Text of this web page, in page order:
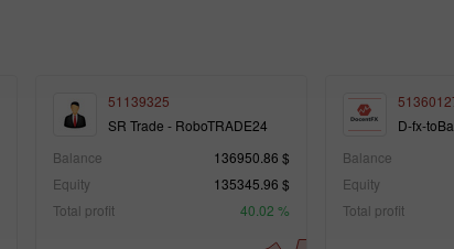
51139325
SR Trade - RoboTRADE24
Balance
136950.86 $
Equity
135345.96 $
Total profit
40.02 %
D-fx-
Balance
Equity
Total profit